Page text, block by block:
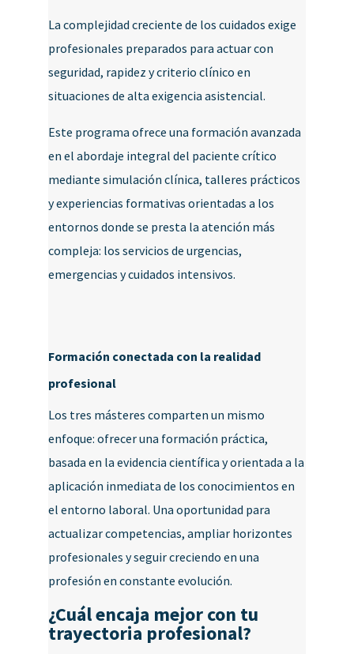
La complejidad creciente de los cuidados exige
profesionales preparados para actuar con
seguridad, rapidez y criterio clínico en
situaciones de alta exigencia asistencial.
Este programa ofrece una formación avanzada
en el abordaje integral del paciente crítico
mediante simulación clínica, talleres prácticos
y experiencias formativas orientadas a los
entornos donde se presta la atención más
compleja: los servicios de urgencias,
emergencias y cuidados intensivos.
Formación conectada con la realidad
profesional
Los tres másteres comparten un mismo
enfoque: ofrecer una formación práctica,
basada en la evidencia científica y orientada a la
aplicación inmediata de los conocimientos en
el entorno laboral. Una oportunidad para
actualizar competencias, ampliar horizontes
profesionales y seguir creciendo en una
profesión en constante evolución.
¿Cuál encaja mejor con tu
trayectoria profesional?